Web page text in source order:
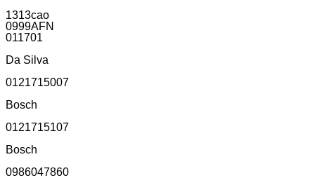
1313cao
0999AFN
011701
Da Silva
0121715007
Bosch
0121715107
Bosch
0986047860